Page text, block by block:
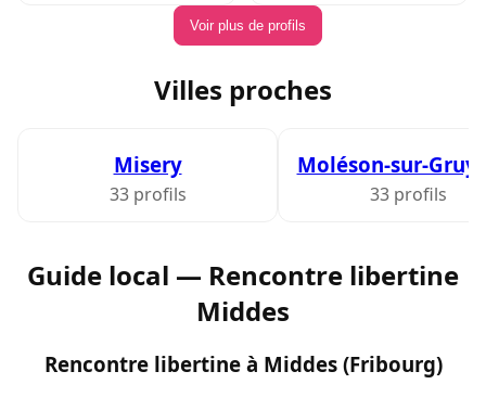
Voir plus de profils
Villes proches
Misery
33 profils
Moléson-sur-
33 profils
Guide local — Rencontre libertine
Middes
Rencontre libertine à Middes (Fribourg)